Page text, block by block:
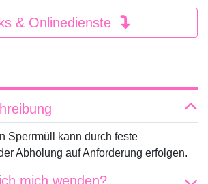
& Onlinedienste
Sperrmüll kann durch feste
Abholung auf Anforderung erfolgen.
mich wenden?